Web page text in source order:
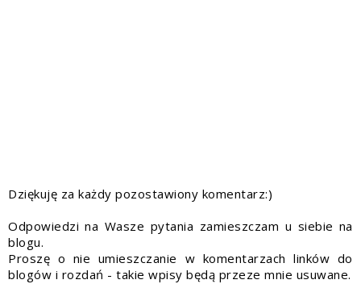
Dziękuję za każdy pozostawiony komentarz:)
Odpowiedzi na Wasze pytania zamieszczam u siebie na
blogu.
Proszę o nie umieszczanie w komentarzach linków do
blogów i rozdań - takie wpisy będą przeze mnie usuwane.